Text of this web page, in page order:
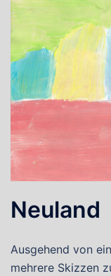
Neuland
Ausgehend von
mehrere Skizzen